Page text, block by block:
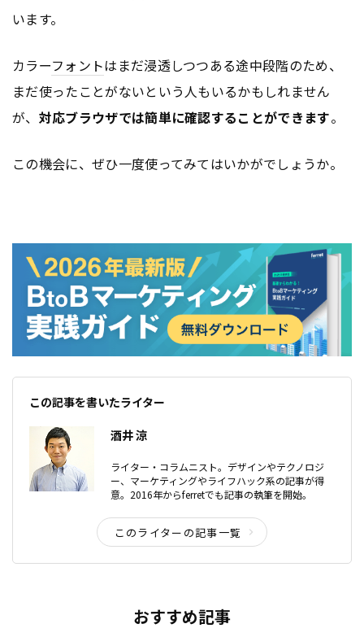
います。
カラーフォントはまだ浸透しつつある途中段階のため、
まだ使ったことがないという人もいるかもしれません
が、 対応ブラウザでは簡単に確認することができます。
この機会に、ぜひ一度使ってみてはいかがでしょうか。
この記事を書いたライター
酒井 涼
ライター・コラムニスト。デザインやテクノロジ
ー、マーケティングやライフハック系の記事が得
意。2016年からferretでも記事の執筆を開始。
このライターの記事一覧
おすすめ記事